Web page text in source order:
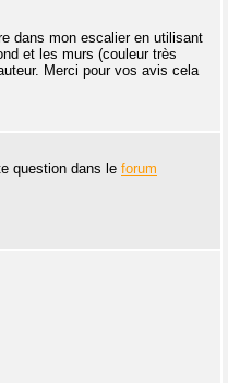
dans mon escalier en utilisant
et les murs (couleur très
Merci pour vos avis cela
question dans le forum